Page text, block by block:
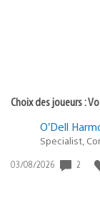
Choix des joueurs :
O’Dell
Specialist,
Date
03/08/2026 2